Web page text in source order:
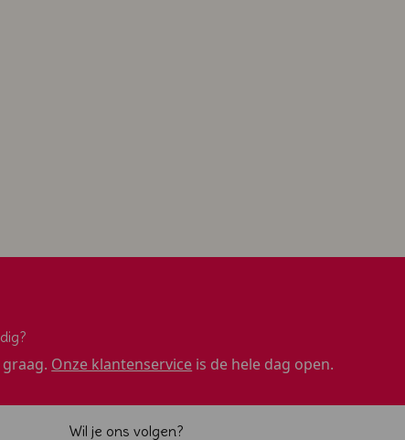
Onze klantenservice is de hele dag open.
Wil je ons volgen?